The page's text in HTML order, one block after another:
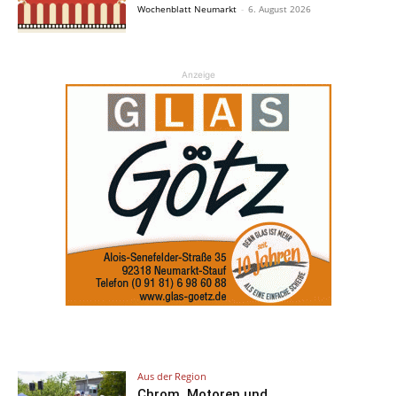
Wochenblatt Neumarkt - 6. August 2026
Anzeige
Aus der Region